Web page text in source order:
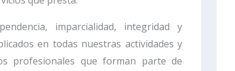
imparcialidad, integridad y
en todas nuestras actividades y
profesionales que forman parte de